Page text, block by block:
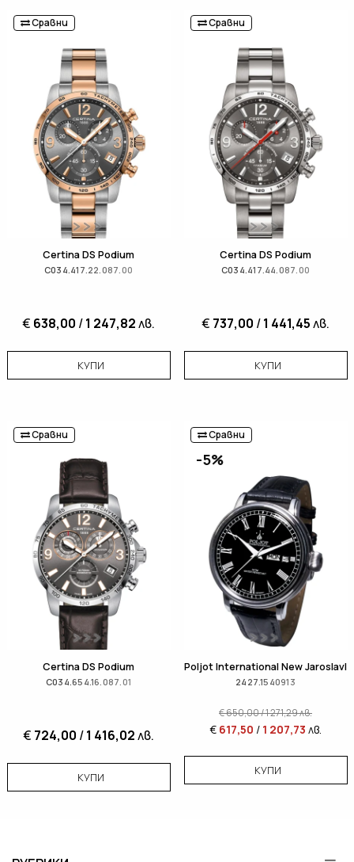
Сравни
Certina DS Podium
C034.417.22.087.00
€ 638,00 /1 247,82лв.
КУПИ
Сравни
Certina DS Podium
C034.417.44.087.00
€ 737,00 /1 441,45лв.
КУПИ
Сравни
Certina DS Podium
C034.654.16.087.01
€ 724,00 /1 416,02лв.
КУПИ
Сравни
-5%
Poljot International New Jaroslavl
2427.1540913
€650,00/1 271,29лв.
€ 617,50 / 1 207,73 лв.
КУПИ